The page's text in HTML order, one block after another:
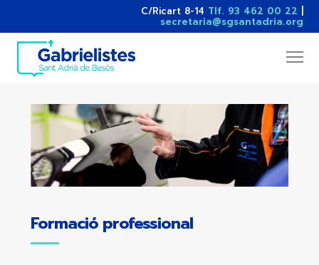
C/Ricart 8-14 Tlf. 93 462 00 22
secretaria@sgsantadria.org
Formació professional